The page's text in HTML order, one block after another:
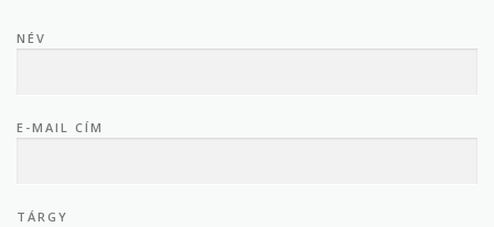
NÉV
E-MAIL CÍM
TÁRGY